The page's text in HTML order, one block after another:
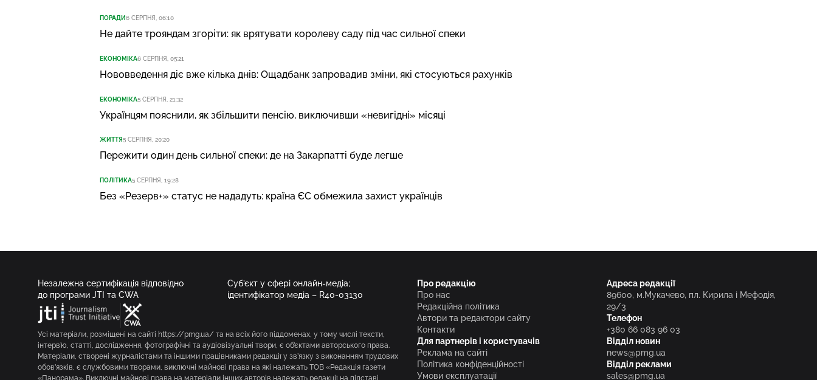
ПОРАДИ6 СЕРПНЯ, 06:10
Не дайте трояндам згоріти: як врятувати королеву саду під час сильної спеки
ЕКОНОМІКА6 СЕРПНЯ, 05:21
Нововведення діє вже кілька днів: Ощадбанк запровадив зміни, які стосуються рахунків
ЕКОНОМІКА5 СЕРПНЯ, 21:32
Українцям пояснили, як збільшити пенсію, виключивши «невигідні» місяці
ЖИТТЯ5 СЕРПНЯ, 20:20
Пережити один день сильної спеки: де на Закарпатті буде легше
ПОЛІТИКА5 СЕРПНЯ, 19:28
Без «Резерв+» статус не нададуть: країна ЄС обмежила захист українців
Незалежна сертифікація відповідно
до програми JTI та CWA
Суб’єкт у сфері онлайн-медіа;
ідентифікатор медіа – R40-03130
Усі матеріали, розміщені на сайті https://pmg.ua/ та на всіх його піддоменах, у тому числі тексти,
інтерв’ю, статті, дослідження, фотографічні та аудіовізуальні твори, є об’єктами авторського права.
Матеріали, створені журналістами та іншими працівниками редакції у зв’язку з виконанням трудових
обов’язків, є службовими творами, виключні майнові права на які належать ТОВ «Редакція газети
Про редакцію
Про нас
Редакційна політика
Автори та редактори сайту
Контакти
Для партнерів і користувачів
Реклама на сайті
Політика конфіденційності
Умови експлуатації
Адреса редакції
89600, м.Мукачево, пл. Кирила і Мефодія,
29/3
Телефон
+380 66 083 96 03
Відділ новин
news@pmg.ua
Відділ реклами
sales@pmg.ua